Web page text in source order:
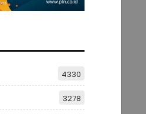
4330
3278